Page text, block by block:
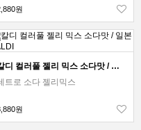
원
칼디 컬러풀 젤리 믹스 소다맛 / 일본 KALDI
트로 소다 젤리믹스
원